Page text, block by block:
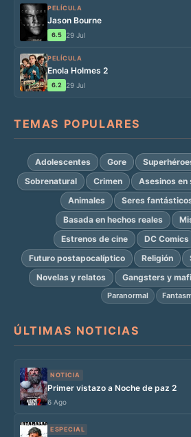
PELÍCULA
Jason Bourne
6.5 29 Jul
PELÍCULA
Enola Holmes 2
6.2 29 Jul
TEMAS POPULARES
Adolescentes Gore
Sobrenatural
Crimen Asesinos en
Animales
Seres
Basada en hechos reales
Estrenos de cine
DC Comics
Futuro postapocalíptico
Religión
Novelas y relatos
Gangsters y
Paranormal
ÚLTIMAS NOTICIAS
NOTICIA
Primer vistazo a Noche de paz 2
6 Ago
ESPECIAL